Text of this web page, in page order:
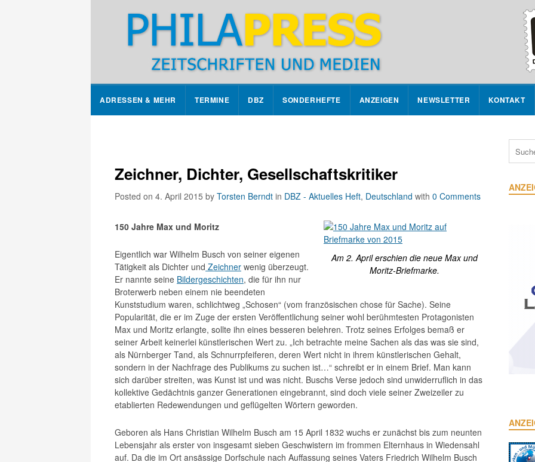
ADRESSEN & MEHR TERMINE DBZ SONDERHEFTE ANZEIGEN NEWSLETTER KONTAKT
Zeichner, Dichter, Gesellschaftskritiker
Posted on 4. April 2015 by Torsten Berndt in DBZ - Aktuelles Heft, Deutschland with 0 Comments
Am 2. April erschien die neue Max und
Moritz-Briefmarke.
150 Jahre Max und Moritz
Eigentlich war Wilhelm Busch von seiner eigenen
Tätigkeit als Dichter und Zeichner wenig überzeugt.
Er nannte seine Bildergeschichten, die für ihn nur
Broterwerb neben einem nie beendeten
Kunststudium waren, schlichtweg „Schosen“ (vom französischen chose für Sache). Seine
Popularität, die er im Zuge der ersten Veröffentlichung seiner wohl berühmtesten Protagonisten
Max und Moritz erlangte, sollte ihn eines besseren belehren. Trotz seines Erfolges bemaß er
seiner Arbeit keinerlei künstlerischen Wert zu. „Ich betrachte meine Sachen als das was sie sind,
als Nürnberger Tand, als Schnurrpfeiferen, deren Wert nicht in ihrem künstlerischen Gehalt,
sondern in der Nachfrage des Publikums zu suchen ist…“ schreibt er in einem Brief. Man kann
sich darüber streiten, was Kunst ist und was nicht. Buschs Verse jedoch sind unwiderruflich in das
kollektive Gedächtnis ganzer Generationen eingebrannt, sind doch viele seiner Zweizeiler zu
etablierten Redewendungen und geflügelten Wörtern geworden.
Geboren als Hans Christian Wilhelm Busch am 15 April 1832 wuchs er zunächst bis zum neunten
Lebensjahr als erster von insgesamt sieben Geschwistern im frommen Elternhaus in Wiedensahl
auf. Da die im Ort ansässige Dorfschule nach Auffassung seines Vaters Friedrich Wilhelm Busch